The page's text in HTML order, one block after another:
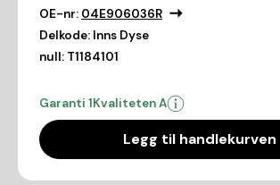
OE-nr: 04E906036R
Delkode: Inns Dyse
null: T1184101
Garanti 1Kvaliteten A
Legg til handlekurven